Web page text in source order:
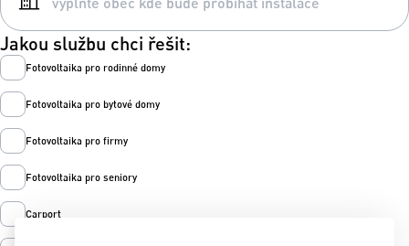
Jakou službu chci řešit:
Fotovoltaika pro rodinné domy
Fotovoltaika pro bytové domy
Fotovoltaika pro firmy
Fotovoltaika pro seniory
Carport